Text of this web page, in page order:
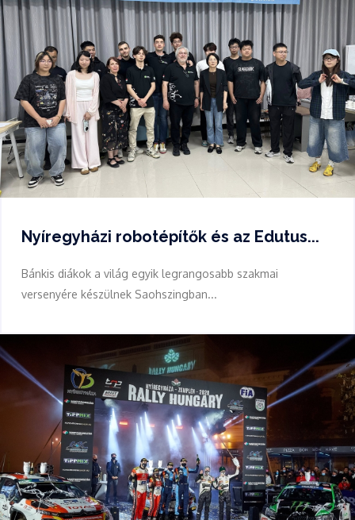
Nyíregyházi robotépítők és az Edutus...
Bánkis diákok a világ egyik legrangosabb szakmai
versenyére készülnek Saohszingban...